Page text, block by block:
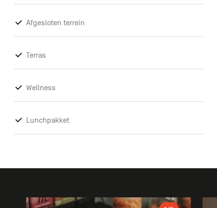
Afgesloten terrein
Terras
Wellness
Lunchpakket
Galerie